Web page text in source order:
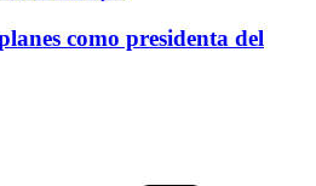
como presidenta del